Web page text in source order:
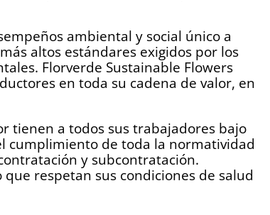
ambiental y social único a
altos estándares exigidos por los
Florverde Sustainable Flowers
en toda su cadena de valor, en
tienen a todos sus trabajadores bajo
cumplimiento de toda la normatividad
y subcontratación.
respetan sus condiciones de salud